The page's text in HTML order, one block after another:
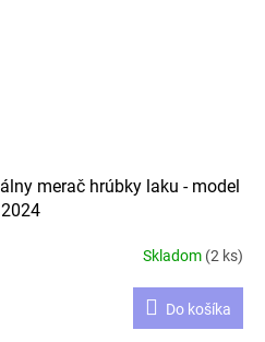
merač hrúbky laku - model
2024
Skladom (2 ks)
Do košíka